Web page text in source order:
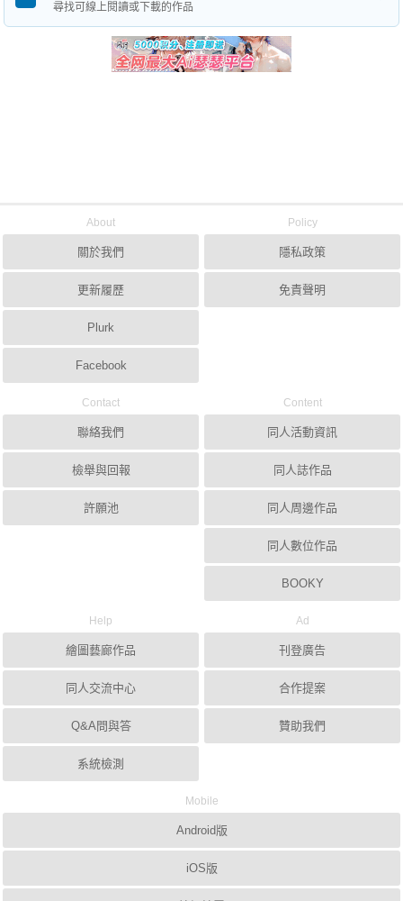
尋找可線上閱讀或下載的作品
About
關於我們
更新履歷
Plurk
Facebook
Policy
隱私政策
免責聲明
Contact
聯絡我們
檢舉與回報
許願池
Content
同人活動資訊
同人誌作品
同人周邊作品
同人數位作品
BOOKY
Help
繪圖藝廊作品
同人交流中心
Q&A問與答
系統檢測
Ad
刊登廣告
合作提案
贊助我們
Mobile
Android版
iOS版